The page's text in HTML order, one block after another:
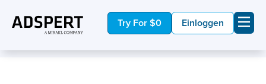
Einloggen
Try For $0